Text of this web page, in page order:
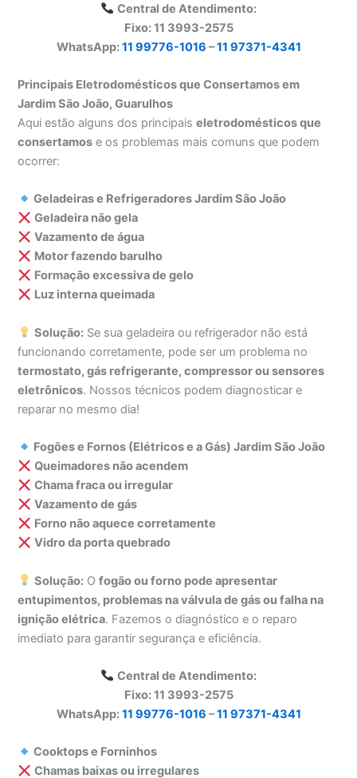
Central de Atendimento:
Fixo: 11 3993-2575
WhatsApp:11 99776-1016 –11 97371-4341
Principais Eletrodomésticos que Consertamos em
Jardim São João, Guarulhos
Aqui estão alguns dos principaiseletrodomésticos que
consertamos e os problemas mais comuns que podem
ocorrer:
Geladeiras e Refrigeradores Jardim São João
Geladeira não gela
Vazamento de água
Motor fazendo barulho
Formação excessiva de gelo
Luz interna queimada
Solução: Se sua geladeira ou refrigerador não está
funcionando corretamente, pode ser um problema no
termostato, gás refrigerante, compressor ou sensores
eletrônicos. Nossos técnicos podem diagnosticar e
reparar no mesmo dia!
Fogões e Fornos (Elétricos e a Gás) Jardim São João
Queimadores não acendem
Chama fraca ou irregular
Vazamento de gás
Forno não aquece corretamente
Vidro da porta quebrado
Solução: Ofogão ou forno pode apresentar
entupimentos, problemas na válvula de gás ou falha na
ignição elétrica. Fazemos o diagnóstico e o reparo
imediato para garantir segurança e eficiência.
Central de Atendimento:
Fixo: 11 3993-2575
WhatsApp:11 99776-1016 –11 97371-4341
Cooktops e Forninhos
Chamas baixas ou irregulares